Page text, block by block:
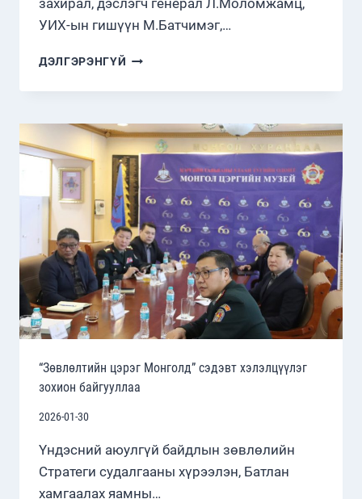
захирал, дэслэгч генерал Л.Моломжамц,
УИХ-ын гишүүн М.Батчимэг,…
ДЭЛГЭРЭНГҮЙ “ҮНДЭСНИЙ
НЭГДЭЛ”
ЗОХИОН
БАЙГУУЛЛАА
“Зөвлөлтийн цэрэг Монголд” сэдэвт хэлэлцүүлэг
зохион байгууллаа
2026-01-30
Үндэсний аюулгүй байдлын зөвлөлийн
Стратеги судалгааны хүрээлэн, Батлан
хамгаалах яамны…